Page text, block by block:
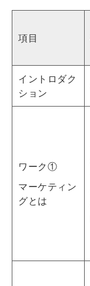
項目
イントロダク
ション
ワーク①
マーケティン
グとは